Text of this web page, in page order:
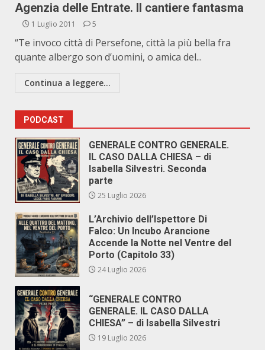
Agenzia delle Entrate. Il cantiere fantasma
1 Luglio 2011 5
“Te invoco città di Persefone, città la più bella fra
quante albergo son d’uomini, o amica del...
Continua a leggere...
PODCAST
GENERALE CONTRO GENERALE.
IL CASO DALLA CHIESA – di
Isabella Silvestri. Seconda
parte
25 Luglio 2026
L’Archivio dell’Ispettore Di
Falco: Un Incubo Arancione
Accende la Notte nel Ventre del
Porto (Capitolo 33)
24 Luglio 2026
“GENERALE CONTRO
GENERALE. IL CASO DALLA
CHIESA” – di Isabella Silvestri
19 Luglio 2026